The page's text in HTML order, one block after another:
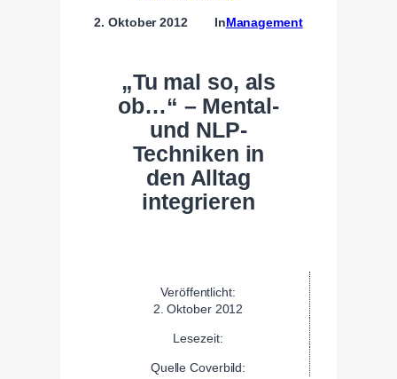
2. Oktober 2012 InManagement
„Tu mal so, als
ob…“ – Mental-
und NLP-
Techniken in
den Alltag
integrieren
Veröffentlicht:
2. Oktober 2012
Lesezeit:
Quelle Coverbild: